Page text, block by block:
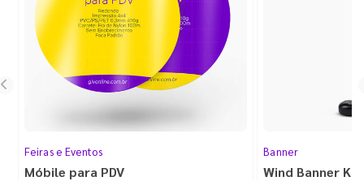
Feiras e Eventos
Móbile para PDV
Banner
Wind Banner